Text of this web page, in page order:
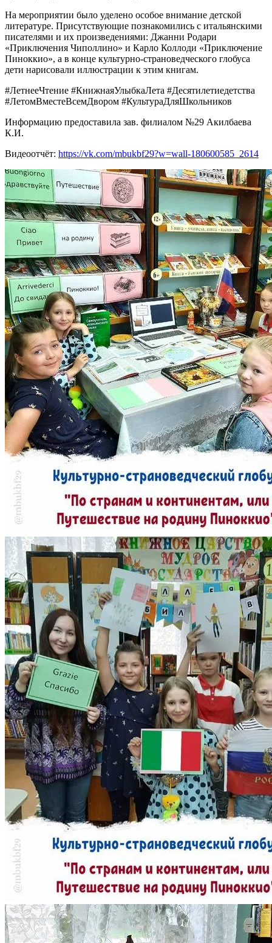
На мероприятии было уделено особое внимание детской
литературе. Присутствующие познакомились с итальянскими
писателями и их произведениями: Джанни Родари
«Приключения Чиполлино» и Карло Коллоди «Приключение
Пиноккио», а в конце культурно-страноведческого глобуса
дети нарисовали иллюстрации к этим книгам.
#ЛетнееЧтение #КнижнаяУлыбкаЛета #Десятилетиедетства
#ЛетомВместеВсемДвором #КультураДляШкольников
Информацию предоставила зав. филиалом №29 Акилбаева
К.И.
Видеоотчёт: https://vk.com/mbukbf29?w=wall-180600585_2614